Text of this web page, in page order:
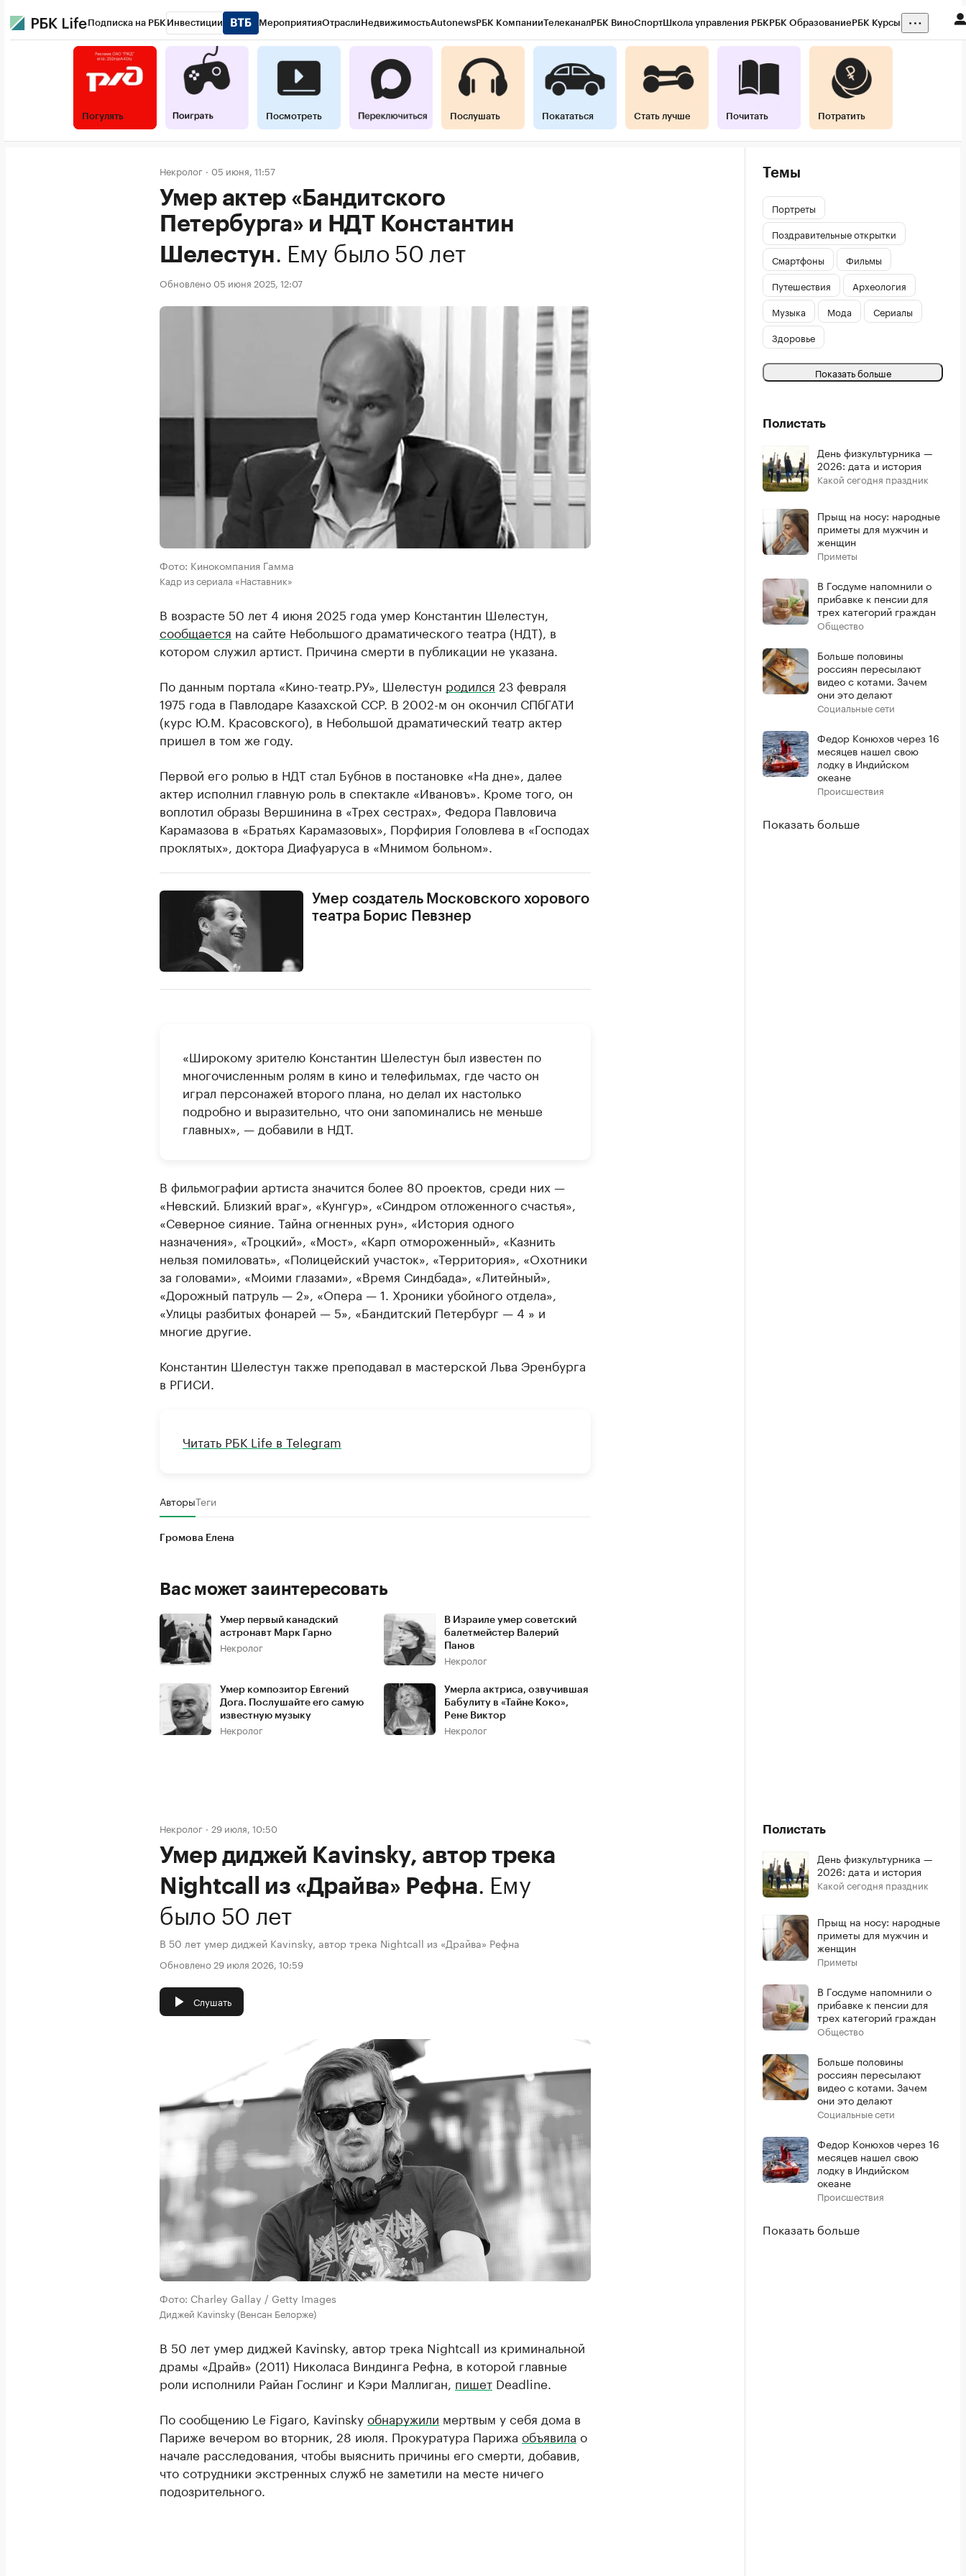
Подписка на РБК Инвестиции МероприятияОтраслиНедвижимостьAutonewsРБК КомпанииТелеканалРБК ВиноСпортШкола управления РБКРБК ОбразованиеРБК Курсы
Погулять Посмотреть Послушать Покататься Стать лучше Почитать Потратить
Некролог 05 июня, 11:57
Умер актер «Бандитского
Петербурга» и НДТ Константин
Шелестун. Ему было 50 лет
Обновлено 05 июня 2025, 12:07
Фото: Кинокомпания Гамма
Кадр из сериала «Наставник»
В возрасте 50 лет 4 июня 2025 года умер Константин Шелестун,
сообщается на сайте Небольшого драматического театра (НДТ), в
котором служил артист. Причина смерти в публикации не указана.
По данным портала «Кино-театр.РУ», Шелестун родился 23 февраля
1975 года в Павлодаре Казахской ССР. В 2002-м он окончил СПбГАТИ
(курс Ю.М. Красовского), в Небольшой драматический театр актер
пришел в том же году.
Первой его ролью в НДТ стал Бубнов в постановке «На дне», далее
актер исполнил главную роль в спектакле «Ивановъ». Кроме того, он
воплотил образы Вершинина в «Трех сестрах», Федора Павловича
Карамазова в «Братьях Карамазовых», Порфирия Головлева в «Господах
проклятых», доктора Диафуаруса в «Мнимом больном».
Умер создатель Московского хорового
театра Борис Певзнер
«Широкому зрителю Константин Шелестун был известен по
многочисленным ролям в кино и телефильмах, где часто он
играл персонажей второго плана, но делал их настолько
подробно и выразительно, что они запоминались не меньше
главных», — добавили в НДТ.
В фильмографии артиста значится более 80 проектов, среди них —
«Невский. Близкий враг», «Кунгур», «Синдром отложенного счастья»,
«Северное сияние. Тайна огненных рун», «История одного
назначения», «Троцкий», «Мост», «Карп отмороженный», «Казнить
нельзя помиловать», «Полицейский участок», «Территория», «Охотники
за головами», «Моими глазами», «Время Синдбада», «Литейный»,
«Дорожный патруль — 2», «Опера — 1. Хроники убойного отдела»,
«Улицы разбитых фонарей — 5», «Бандитский Петербург — 4 » и
многие другие.
Константин Шелестун также преподавал в мастерской Льва Эренбурга
в РГИСИ.
Читать РБК Life в Telegram
АвторыТеги
Громова Елена
Вас может заинтересовать
Умер первый канадский
астронавт Марк Гарно
Некролог
В Израиле умер советский
балетмейстер Валерий
Панов
Некролог
Умер композитор Евгений
Дога. Послушайте его самую
известную музыку
Некролог
Умерла актриса, озвучившая
Бабулиту в «Тайне Коко»,
Рене Виктор
Некролог
Темы
Портреты
Поздравительные открытки
Смартфоны
Фильмы
Путешествия
Археология
Музыка
Мода
Сериалы
Здоровье
Показать больше
Полистать
День физкультурника —
2026: дата и история
Какой сегодня праздник
Прыщ на носу: народные
приметы для мужчин и
женщин
Приметы
В Госдуме напомнили о
прибавке к пенсии для
трех категорий граждан
Общество
Больше половины
россиян пересылают
видео с котами. Зачем
они это делают
Социальные сети
Федор Конюхов через 16
месяцев нашел свою
лодку в Индийском
океане
Происшествия
Показать больше
Некролог 29 июля, 10:50
Умер диджей Kavinsky, автор трека
Nightcall из «Драйва» Рефна. Ему
было 50 лет
В 50 лет умер диджей Kavinsky, автор трека Nightcall из «Драйва» Рефна
Обновлено 29 июля 2026, 10:59
Слушать
Фото: Charley Gallay / Getty Images
Диджей Kavinsky (Венсан Белорже)
В 50 лет умер диджей Kavinsky, автор трека Nightcall из криминальной
драмы «Драйв» (2011) Николаса Виндинга Рефна, в которой главные
роли исполнили Райан Гослинг и Кэри Маллиган, пишет Deadline.
По сообщению Le Figaro, Kavinskyобнаружили мертвым у себя дома в
Париже вечером во вторник, 28 июля. Прокуратура Парижа объявила о
начале расследования, чтобы выяснить причины его смерти, добавив,
что сотрудники экстренных служб не заметили на месте ничего
подозрительного.
Полистать
День физкультурника —
2026: дата и история
Какой сегодня праздник
Прыщ на носу: народные
приметы для мужчин и
женщин
Приметы
В Госдуме напомнили о
прибавке к пенсии для
трех категорий граждан
Общество
Больше половины
россиян пересылают
видео с котами. Зачем
они это делают
Социальные сети
Федор Конюхов через 16
месяцев нашел свою
лодку в Индийском
океане
Происшествия
Показать больше